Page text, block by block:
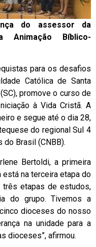
do assessor da
Animação Bíblico-
para os desafios
Católica de Santa
promove o curso de
à Vida Cristã. A
e segue até o dia 28,
do regional Sul 4
Brasil (CNBB).
Bertoldi, a primeira
na terceira etapa do
três etapas de estudos,
do grupo. Tivemos a
dioceses do nosso
na unidade para a
dioceses”, afirmou.